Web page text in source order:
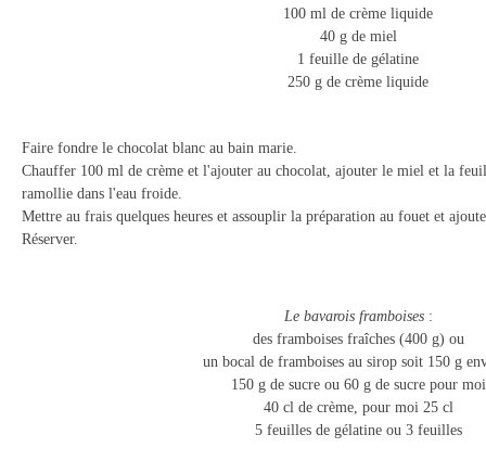
100 ml de crème liquide
40 g de miel
1 feuille de gélatine
250 g de crème liquide
Faire fondre le chocolat blanc au bain marie.
Chauffer 100 ml de crème et l'ajouter au chocolat, ajouter le miel et la
ramollie dans l'eau froide.
Mettre au frais quelques heures et assouplir la préparation au fouet et
Réserver.
Le bavarois framboises:
des framboises fraîches (400 g) ou
un bocal de framboises au sirop soit 150 g
150 g de sucre ou 60 g de sucre pour moi
40 cl de crème, pour moi 25 cl
5 feuilles de gélatine ou 3 feuilles